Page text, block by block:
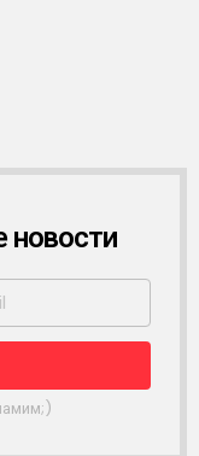
новости